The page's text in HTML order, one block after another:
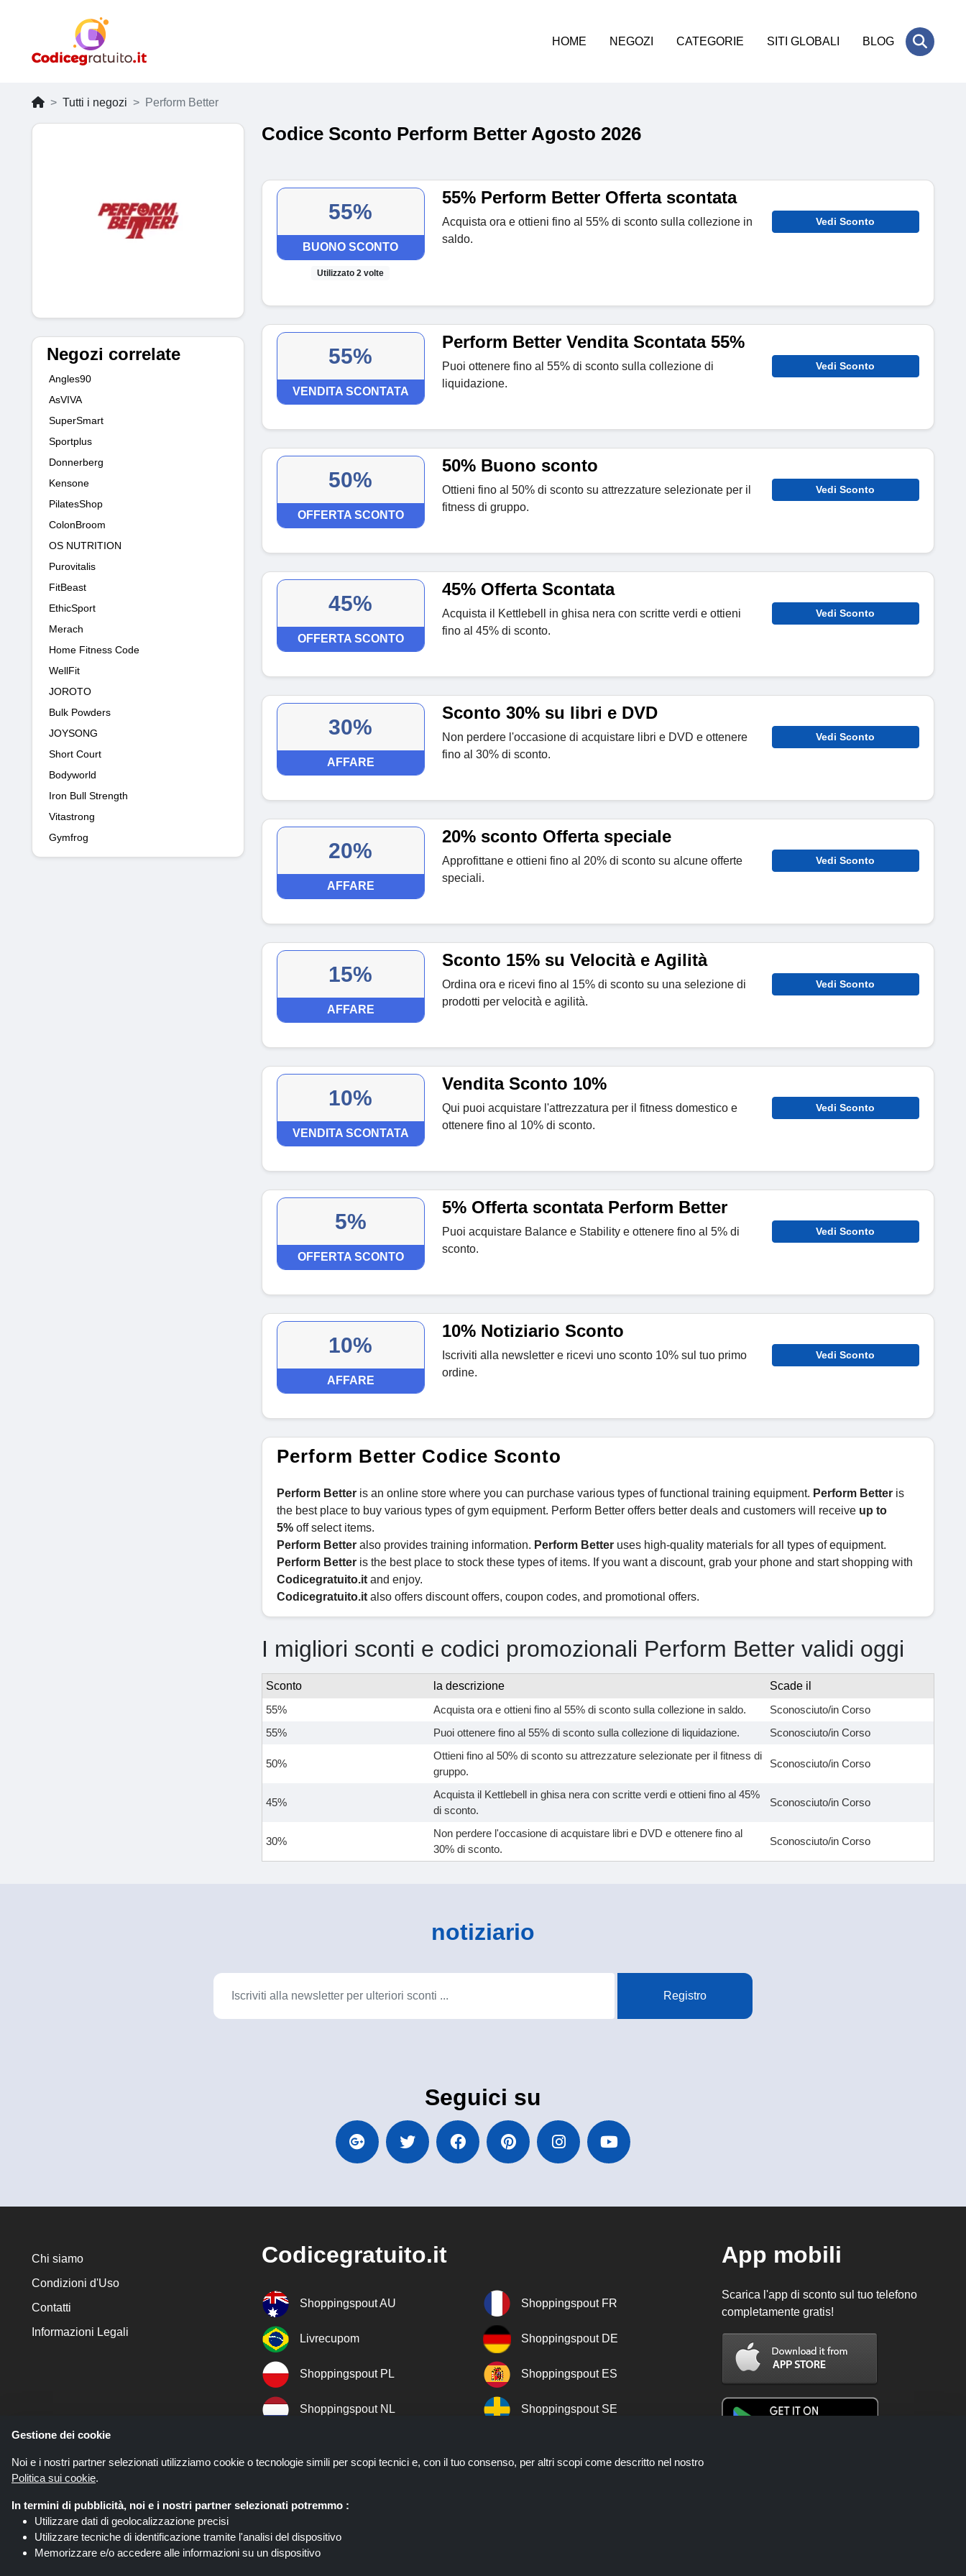
HOME NEGOZI CATEGORIE SITI GLOBALI BLOG
Tutti i negozi Perform Better
Negozi correlate
Angles90
AsVIVA
SuperSmart
Sportplus
Donnerberg
Kensone
PilatesShop
ColonBroom
OS NUTRITION
Purovitalis
FitBeast
EthicSport
Merach
Home Fitness Code
WellFit
JOROTO
Bulk Powders
JOYSONG
Short Court
Bodyworld
Iron Bull Strength
Vitastrong
Gymfrog
Codice Sconto Perform Better Agosto 2026
55%
BUONO SCONTO
Utilizzato 2 volte
55% Perform Better Offerta scontata
Acquista ora e ottieni fino al 55% di sconto sulla collezione in
saldo.
Vedi Sconto
55%
VENDITA SCONTATA
Perform Better Vendita Scontata 55%
Puoi ottenere fino al 55% di sconto sulla collezione di
liquidazione.
Vedi Sconto
50%
OFFERTA SCONTO
50% Buono sconto
Ottieni fino al 50% di sconto su attrezzature selezionate per il
fitness di gruppo.
Vedi Sconto
45%
OFFERTA SCONTO
45% Offerta Scontata
Acquista il Kettlebell in ghisa nera con scritte verdi e ottieni
fino al 45% di sconto.
Vedi Sconto
30%
AFFARE
Sconto 30% su libri e DVD
Non perdere l'occasione di acquistare libri e DVD e ottenere
fino al 30% di sconto.
Vedi Sconto
20%
AFFARE
20% sconto Offerta speciale
Approfittane e ottieni fino al 20% di sconto su alcune offerte
speciali.
Vedi Sconto
15%
AFFARE
Sconto 15% su Velocità e Agilità
Ordina ora e ricevi fino al 15% di sconto su una selezione di
prodotti per velocità e agilità.
Vedi Sconto
10%
VENDITA SCONTATA
Vendita Sconto 10%
Qui puoi acquistare l'attrezzatura per il fitness domestico e
ottenere fino al 10% di sconto.
Vedi Sconto
5%
OFFERTA SCONTO
5% Offerta scontata Perform Better
Puoi acquistare Balance e Stability e ottenere fino al 5% di
sconto.
Vedi Sconto
10%
AFFARE
10% Notiziario Sconto
Iscriviti alla newsletter e ricevi uno sconto 10% sul tuo primo
ordine.
Vedi Sconto
Perform Better Codice Sconto
Perform Better is an online store where you can purchase various types of functional training equipment. Perform Better is
the best place to buy various types of gym equipment. Perform Better offers better deals and customers will receive up to
5% off select items.
Perform Better also provides training information. Perform Better uses high-quality materials for all types of equipment.
Perform Better is the best place to stock these types of items. If you want a discount, grab your phone and start shopping with
Codicegratuito.it and enjoy.
Codicegratuito.it also offers discount offers, coupon codes, and promotional offers.
I migliori sconti e codici promozionali Perform Better validi oggi
Sconto la descrizione
Scade il
55%
Acquista ora e ottieni fino al 55% di sconto sulla collezione in saldo.
Sconosciuto/in Corso
55%
Puoi ottenere fino al 55% di sconto sulla collezione di liquidazione. Sconosciuto/in Corso
50%
Ottieni fino al 50% di sconto su attrezzature selezionate per il fitness di
gruppo.
Sconosciuto/in Corso
45%
Acquista il Kettlebell in ghisa nera con scritte verdi e ottieni fino al 45%
di sconto.
Sconosciuto/in Corso
30%
Non perdere l'occasione di acquistare libri e DVD e ottenere fino al
30% di sconto.
Sconosciuto/in Corso
notiziario
Registro
Seguici su
Chi siamo
Condizioni d'Uso
Contatti
Informazioni Legali
Codicegratuito.it
Shoppingspout AU Shoppingspout FR
Livrecupom Shoppingspout DE
Shoppingspout PL Shoppingspout ES
Shoppingspout NL Shoppingspout SE
App mobili
Scarica l'app di sconto sul tuo telefono
completamente gratis!
Gestione dei cookie
Noi e i nostri partner selezionati utilizziamo cookie o tecnologie simili per scopi tecnici e, con il tuo consenso, per altri scopi come descritto nel nostro
Politica sui cookie.
In termini di pubblicità, noi e i nostri partner selezionati potremmo :
Utilizzare dati di geolocalizzazione precisi
Utilizzare tecniche di identificazione tramite l'analisi del dispositivo
Memorizzare e/o accedere alle informazioni su un dispositivo